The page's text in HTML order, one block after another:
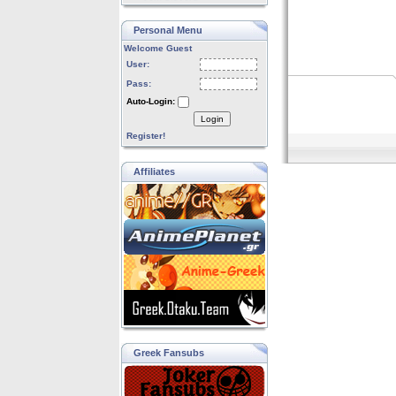
Personal Menu
Welcome Guest
User:
Pass:
Auto-Login:
Login
Register!
Affiliates
Greek Fansubs